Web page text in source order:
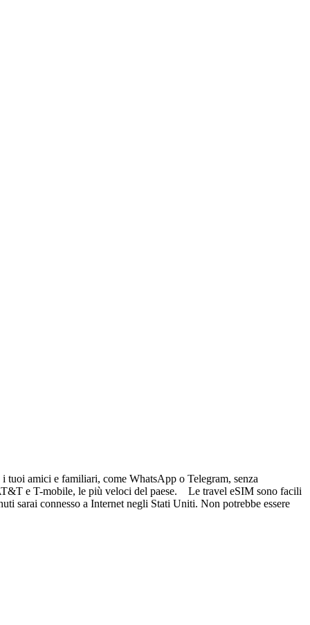
amici e familiari, come WhatsApp o Telegram, senza
e T-mobile, le più veloci del paese. Le travel eSIM sono facili
sarai connesso a Internet negli Stati Uniti. Non potrebbe essere